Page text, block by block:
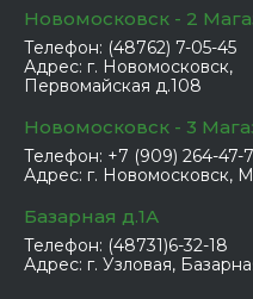
Новомосковск - 2
Телефон: (48762) 7-05-45
Адрес: г. Новомосковск,
Первомайская д.108
Новомосковск - 3
Телефон: +7 (909) 264-47-
Адрес: г. Новомосковск,
Базарная д.1А
Телефон: (48731)6-32-18
Адрес: г. Узловая,